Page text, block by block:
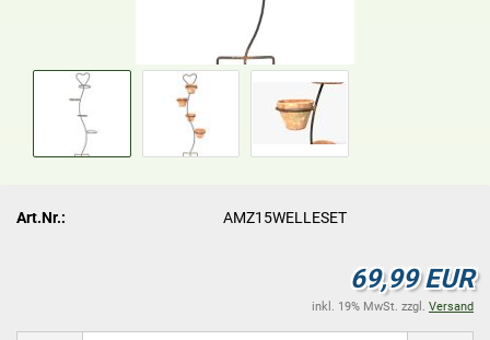
Art.Nr.: AMZ15WELLESET
69,99 EUR
inkl. 19% MwSt. zzgl. Versand